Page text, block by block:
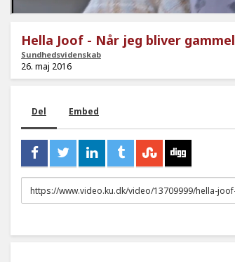
Hella Joof - Når jeg bliver gammel
Sundhedsvidenskab
26. maj 2016
Del Embed
URL
to